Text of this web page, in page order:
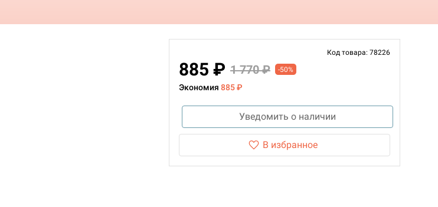
Код товара: 78226
885 ₽ 1 770 ₽ -50%
Экономия 885 ₽
Уведомить о наличии
В избранное